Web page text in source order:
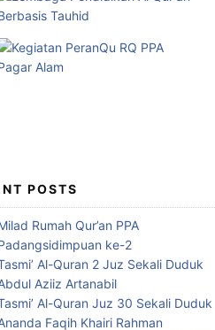
POSTS
Rumah Qur’an PPA
ke-2
Al-Quran 2 Juz Sekali Duduk
Aziiz Artanabil
Al-Quran Juz 30 Sekali Duduk
Faqih Khairi Rahman